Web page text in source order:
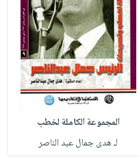
المجموعة الكاملة لخطب
لـ هدى جمال عبد الناصر